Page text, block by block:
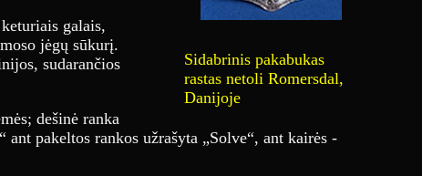
Sidabrinis pakabukas
rastas netoli Romersdal,
Danijoje
galais,
jėgų sūkurį.
sudarančios
dešinė ranka
“ ant pakeltos rankos užrašyta „Solve“, ant kairės -